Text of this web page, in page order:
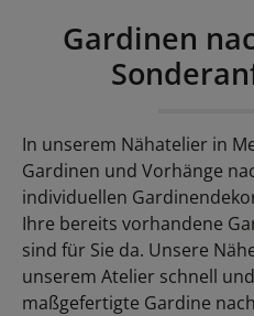
Gardinen
In unserem Nähatelier in
Gardinen und Vorhänge
individuellen
Ihre bereits vorhandene
sind für Sie da. Unsere
unserem Atelier schnell
maßgefertigte Gardine